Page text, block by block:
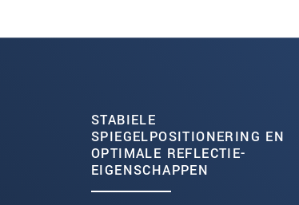
STABIELE
SPIEGELPOSITIONERING EN
OPTIMALE REFLECTIE-
EIGENSCHAPPEN